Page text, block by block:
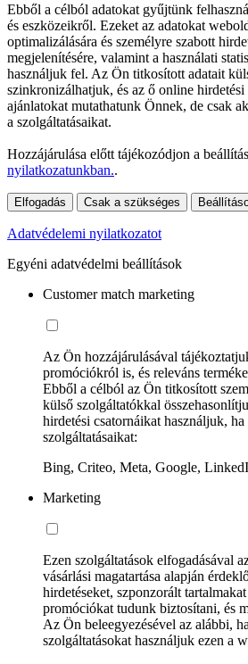
Ebből a célból adatokat gyűjtünk
és eszközeikről. Ezeket az adatokat
optimalizálására és személyre szabott
megjelenítésére, valamint a használati
használjuk fel. Az Ön titkosított adatait
szinkronizálhatjuk, és az ő online
ajánlatokat mutathatunk Önnek, de csak
a szolgáltatásaikat.
Hozzájárulása előtt tájékozódjon a
nyilatkozatunkban..
Elfogadás Csak a szükséges
Adatvédelemi nyilatkozatot
Egyéni adatvédelmi beállítások
Customer match marketing
Az Ön hozzájárulásával
promóciókról is, és releváns
Ebből a célból az Ön titkosított
külső szolgáltatókkal
hirdetési csatornáikat használjuk,
szolgáltatásaikat:
Bing, Criteo, Meta, Google,
Marketing
Ezen szolgáltatások elfogadásával
vásárlási magatartása alapján
hirdetéseket, szponzorált
promóciókat tudunk biztosítani, és
Az Ön beleegyezésével az alábbi,
szolgáltatásokat használjuk ezen a